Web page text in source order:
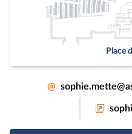
Place
@